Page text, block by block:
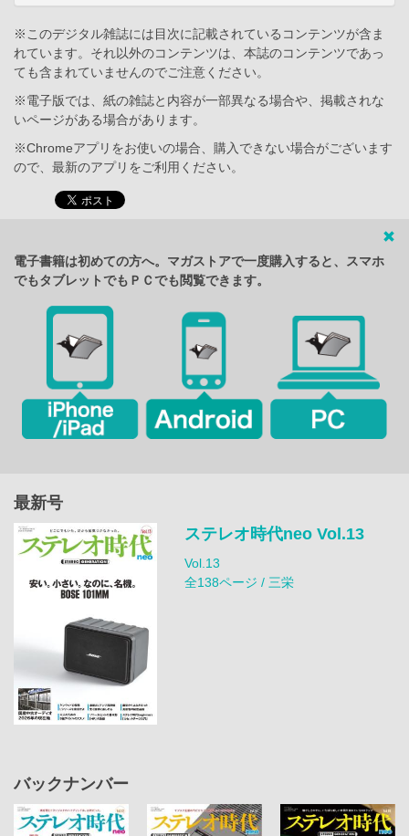
※このデジタル雑誌には目次に記載されているコンテンツが含ま
れています。それ以外のコンテンツは、本誌のコンテンツであっ
ても含まれていませんのでご注意ください。
※電子版では、紙の雑誌と内容が一部異なる場合や、掲載されな
いページがある場合があります。
※Chromeアプリをお使いの場合、購入できない場合がございます
ので、最新のアプリをご利用ください。
電子書籍は初めての方へ。マガストアで一度購入すると、スマホ
でもタブレットでもＰＣでも閲覧できます。
最新号
ステレオ時代neo Vol.13
Vol.13
全138ページ / 三栄
バックナンバー